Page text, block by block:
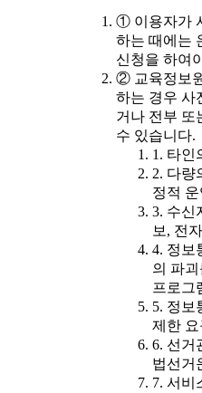
① 이용자가
하는 때에는
신청을 하여
② 교육정보
하는 경우 사
거나 전부 또
수 있습니다.
1. 타인
2. 다량
정적
3. 수신
보, 전
4. 정보
의 파
프로그
5. 정보
제한
6. 선거
법선거
7. 서비